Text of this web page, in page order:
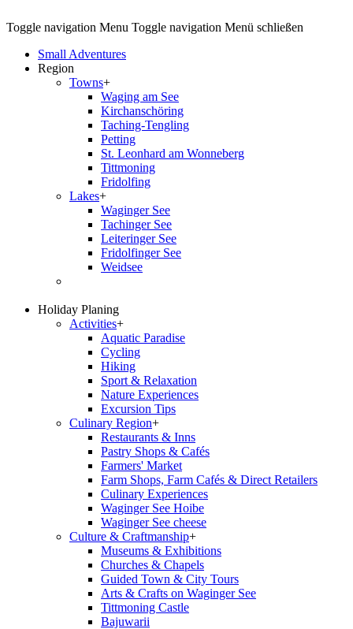
Toggle navigation Menu Toggle navigation Menü schließen
Small Adventures
Region
Towns+
Waging am See
Kirchanschöring
Taching-Tengling
Petting
St. Leonhard am Wonneberg
Tittmoning
Fridolfing
Lakes+
Waginger See
Tachinger See
Leiteringer See
Fridolfinger See
Weidsee
Holiday Planing
Activities+
Aquatic Paradise
Cycling
Hiking
Sport & Relaxation
Nature Experiences
Excursion Tips
Culinary Region+
Restaurants & Inns
Pastry Shops & Cafés
Farmers' Market
Farm Shops, Farm Cafés & Direct Retailers
Culinary Experiences
Waginger See Hoibe
Waginger See cheese
Culture & Craftmanship+
Museums & Exhibitions
Churches & Chapels
Guided Town & City Tours
Arts & Crafts on Waginger See
Tittmoning Castle
Bajuwarii